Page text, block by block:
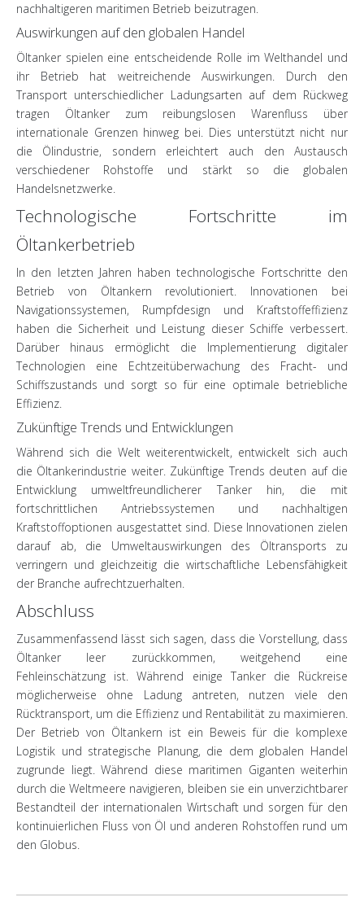
nachhaltigeren maritimen Betrieb beizutragen.
Auswirkungen auf den globalen Handel
Öltanker spielen eine entscheidende Rolle im Welthandel und
ihr Betrieb hat weitreichende Auswirkungen. Durch den
Transport unterschiedlicher Ladungsarten auf dem Rückweg
tragen Öltanker zum reibungslosen Warenfluss über
internationale Grenzen hinweg bei. Dies unterstützt nicht nur
die Ölindustrie, sondern erleichtert auch den Austausch
verschiedener Rohstoffe und stärkt so die globalen
Handelsnetzwerke.
Technologische Fortschritte im
Öltankerbetrieb
In den letzten Jahren haben technologische Fortschritte den
Betrieb von Öltankern revolutioniert. Innovationen bei
Navigationssystemen, Rumpfdesign und Kraftstoffeffizienz
haben die Sicherheit und Leistung dieser Schiffe verbessert.
Darüber hinaus ermöglicht die Implementierung digitaler
Technologien eine Echtzeitüberwachung des Fracht- und
Schiffszustands und sorgt so für eine optimale betriebliche
Effizienz.
Zukünftige Trends und Entwicklungen
Während sich die Welt weiterentwickelt, entwickelt sich auch
die Öltankerindustrie weiter. Zukünftige Trends deuten auf die
Entwicklung umweltfreundlicherer Tanker hin, die mit
fortschrittlichen Antriebssystemen und nachhaltigen
Kraftstoffoptionen ausgestattet sind. Diese Innovationen zielen
darauf ab, die Umweltauswirkungen des Öltransports zu
verringern und gleichzeitig die wirtschaftliche Lebensfähigkeit
der Branche aufrechtzuerhalten.
Abschluss
Zusammenfassend lässt sich sagen, dass die Vorstellung, dass
Öltanker leer zurückkommen, weitgehend eine
Fehleinschätzung ist. Während einige Tanker die Rückreise
möglicherweise ohne Ladung antreten, nutzen viele den
Rücktransport, um die Effizienz und Rentabilität zu maximieren.
Der Betrieb von Öltankern ist ein Beweis für die komplexe
Logistik und strategische Planung, die dem globalen Handel
zugrunde liegt. Während diese maritimen Giganten weiterhin
durch die Weltmeere navigieren, bleiben sie ein unverzichtbarer
Bestandteil der internationalen Wirtschaft und sorgen für den
kontinuierlichen Fluss von Öl und anderen Rohstoffen rund um
den Globus.